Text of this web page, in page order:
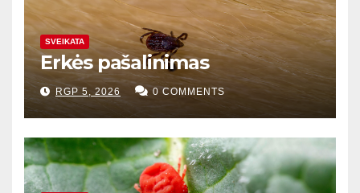
SVEIKATA
Erkės pašalinimas
RGP 5, 2026 0 COMMENTS